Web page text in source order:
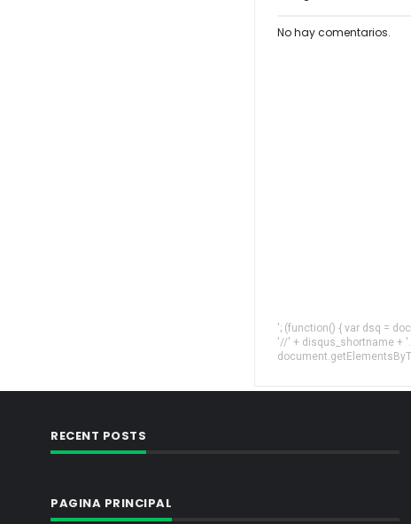
No hay comentarios.
'; (function() { var dsq =
'//' + disqus_shortname +
RECENT POSTS
PAGINA PRINCIPAL